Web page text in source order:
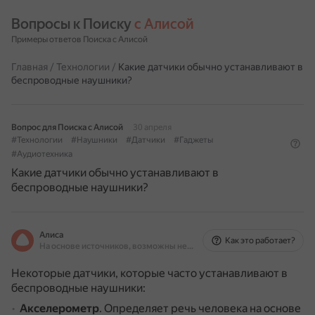
Вопросы к Поиску с Алисой
Примеры ответов Поиска с Алисой
Главная / Технологии / Какие датчики обычно устанавливают в
беспроводные наушники?
Вопрос для Поиска с Алисой
30 апреля
#Технологии
#Наушники #Датчики
#Гаджеты
#Аудиотехника
Какие датчики обычно устанавливают в
беспроводные наушники?
Алиса
На основе источников, возможны неточности
Как это работает?
Некоторые датчики, которые часто устанавливают в
беспроводные наушники:
Акселерометр. Определяет речь человека на основе